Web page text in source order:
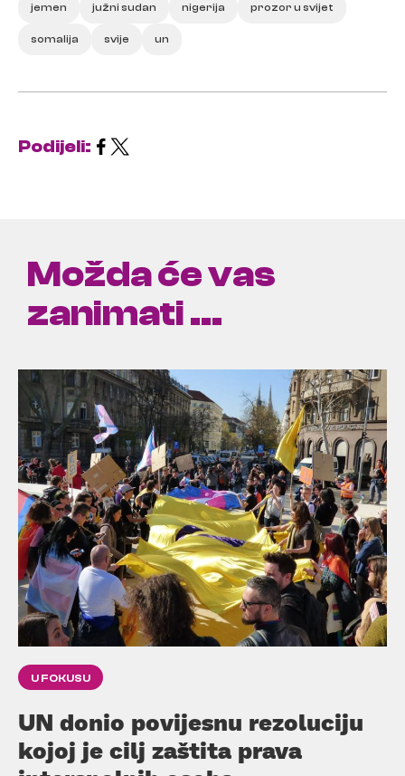
jemen južni sudan nigerija prozor u svijet
somalija svije un
Podijeli:
Možda će vas
zanimati ...
U FOKUSU
UN donio povijesnu rezoluciju
kojoj je cilj zaštita prava